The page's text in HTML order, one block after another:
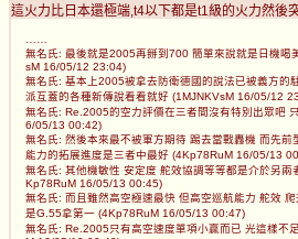
這火力比日本還極端,t4以下都是t1級的火力然後
無名氏: 最後就是2005再掰到700 簡單來說就是日機喝
sM 16/05/12 23:04)
無名氏: 基本上2005被拿去防衛德國的說法已被義方的
派互蓋的各種新傳說看看就好 (1MJNKVsM 16/05/12
無名氏: Re.2005的空力評價在三者間沒有特別出眾吧
6/05/13 00:42)
無名氏: 然後本來最不被軍方期待 踢去當戰轟機 而先前
能力的拓展進度是三者中最好 (4Kp78RuM 16/05/13
無名氏: 其他機敏性 安定度 舵效協調等等都是介於另兩
Kp78RuM 16/05/13 00:45)
無名氏: 而且雖然高空極速最快 但高空巡航能力 舵效
是G.55拿第一 (4Kp78RuM 16/05/13 00:47)
無名氏: Re.2005只有高空速度單項小贏而已 光這樣不